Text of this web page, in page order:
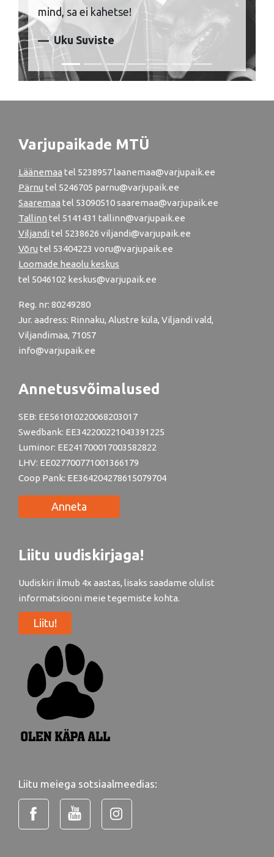
mind, sa ei kahetse!
Uku Suviste
Varjupaikade MTÜ
Läänemaa tel 5238957 laanemaa@varjupaik.ee
Pärnu tel 5246705 parnu@varjupaik.ee
Saaremaa tel 53090510 saaremaa@varjupaik.ee
Tallinn tel 5141431 tallinn@varjupaik.ee
Viljandi tel 5238626 viljandi@varjupaik.ee
Võru tel 53404223 voru@varjupaik.ee
Loomade heaolu keskus
tel 5046102 keskus@varjupaik.ee
Reg. nr: 80249280
Jur. aadress: Rinnaku, Alustre küla, Viljandi vald,
Viljandimaa, 71057
info@varjupaik.ee
Annetusvõimalused
SEB: EE561010220068203017
Swedbank: EE342200221043391225
Luminor: EE241700017003582822
LHV: EE027700771001366179
Coop Pank: EE364204278615079704
Anneta
Liitu uudiskirjaga!
Uudiskiri ilmub 4x aastas, lisaks saadame olulist
informatsiooni meie tegemiste kohta.
Liitu!
Liitu meiega sotsiaalmeedias: